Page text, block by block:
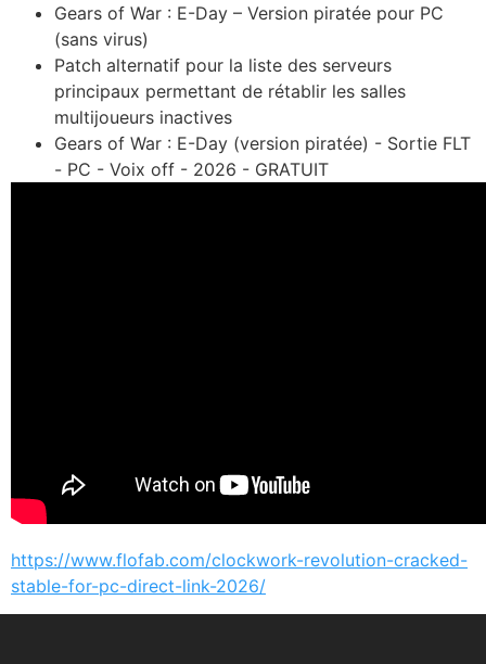
Gears of War : E-Day – Version piratée pour PC
(sans virus)
Patch alternatif pour la liste des serveurs
principaux permettant de rétablir les salles
multijoueurs inactives
Gears of War : E-Day (version piratée) - Sortie FLT
- PC - Voix off - 2026 - GRATUIT
https://www.flofab.com/clockwork-revolution-cracked-
stable-for-pc-direct-link-2026/